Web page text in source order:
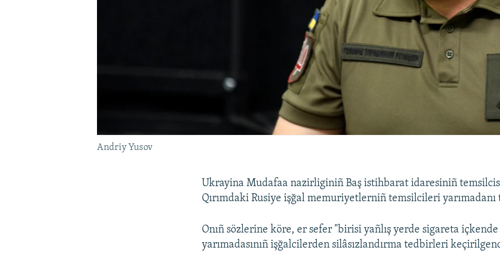
Andriy Yusov
Ukrayina Mudafaa nazirliginiñ Baş istihbarat idaresiniñ
Qırımdaki Rusiye işğal memuriyetlerniñ temsilcileri
Onıñ sözlerine köre, er sefer "birisi yañlış yerde sigareta
yarımadasınıñ işğalcilerden silâsızlandırma tedbirleri